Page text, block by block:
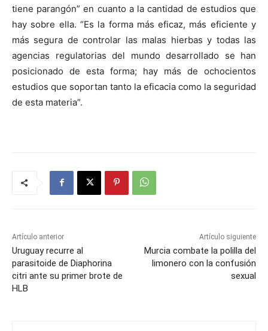
tiene parangón” en cuanto a la cantidad de estudios que
hay sobre ella. “Es la forma más eficaz, más eficiente y
más segura de controlar las malas hierbas y todas las
agencias regulatorias del mundo desarrollado se han
posicionado de esta forma; hay más de ochocientos
estudios que soportan tanto la eficacia como la seguridad
de esta materia”.
Artículo anterior
Uruguay recurre al
parasitoide de Diaphorina
citri ante su primer brote de
HLB
Artículo siguiente
Murcia combate la polilla del
limonero con la confusión
sexual